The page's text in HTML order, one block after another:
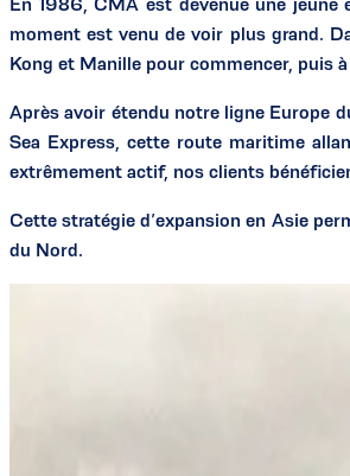
moment est venu de voir plus grand.
Kong et Manille pour commencer, puis
Après avoir étendu notre ligne Europe
Sea Express, cette route maritime
extrêmement actif, nos clients
Cette stratégie d’expansion en Asie
du Nord.